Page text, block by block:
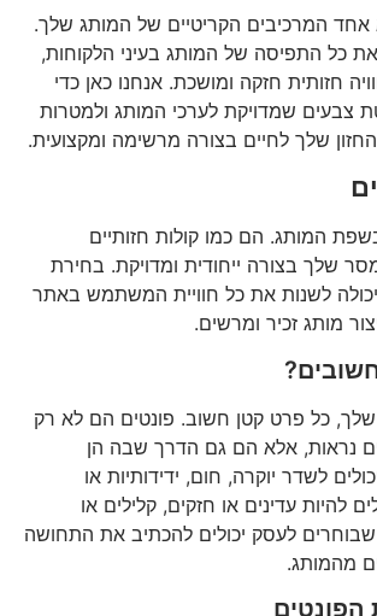
המרכיבים הקריטיים של המותג שלך.
את כל התפיסה של המותג בעיני הלקוחות,
חזותית חזקה ומושכת. אנחנו כאן כדי
צבעים שמדויקת לערכי המותג ולמטרות
שלך לחיים בצורה מרשימה ומקצועית.
המותג. הם כמו קולות חזותיים
שלך בצורה ייחודית ומדויקת. בחירת
יכולה לשנות את כל חוויית המשתמש באתר
מותג זכיר ומרשים.
כל פרט קטן חשוב. פונטים הם לא רק
נראות, אלא הם גם הדרך שבה הן
לשדר יוקרה, חום, ידידותיות או
להיות עדינים או חזקים, קלילים או
שבוחרים לעסק יכולים להכתיב את התחושה
מהמותג.
הפונטים